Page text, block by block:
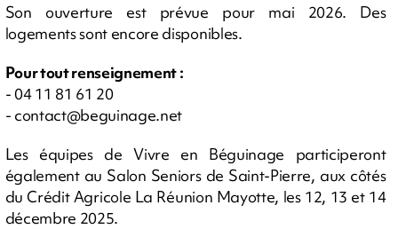
Son ouverture est prévue pour mai 2026. Des
logements sont encore disponibles.
Pour tout renseignement :
- 04 11 81 61 20
- contact@beguinage.net
Les équipes de Vivre en Béguinage participeront
également au Salon Seniors de Saint-Pierre, aux côtés
du Crédit Agricole La Réunion Mayotte, les 12, 13 et 14
décembre 2025.